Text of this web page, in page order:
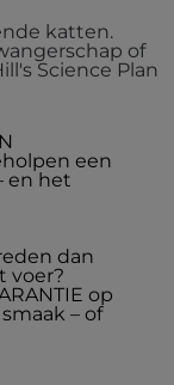
katten.
of
Science Plan
een
en het
dan
voer?
op
– of